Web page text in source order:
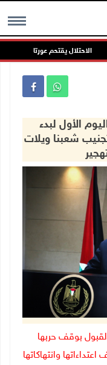
MENU
الاحتلال يقتحم عورتا جنوب نابلس
الأول لبدء
شعبنا ويلات
القبول بوقف حربها
وانتهاكاتها